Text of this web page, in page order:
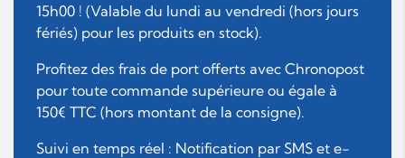
15h00 ! (Valable du lundi au vendredi (hors jours
fériés) pour les produits en stock).
Profitez des frais de port offerts avec Chronopost
pour toute commande supérieure ou égale à
150€ TTC (hors montant de la consigne).
Suivi en temps réel : Notification par SMS et e-